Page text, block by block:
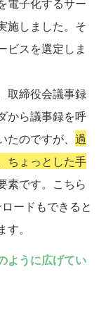
電子化するサー
施しました。そ
ビスを選定しま
取締役会議事録
から議事録を呼
のですが、 過
ちょっとした手
素です。こちら
ードもできると
。
ように広げてい